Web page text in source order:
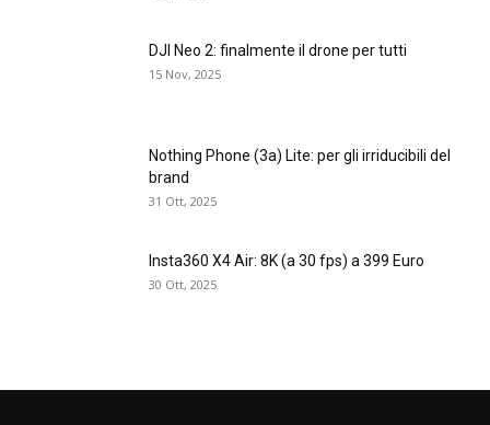
DJI Neo 2: finalmente il drone per tutti
15 Nov, 2025
Nothing Phone (3a) Lite: per gli irriducibili del
brand
31 Ott, 2025
Insta360 X4 Air: 8K (a 30 fps) a 399 Euro
30 Ott, 2025